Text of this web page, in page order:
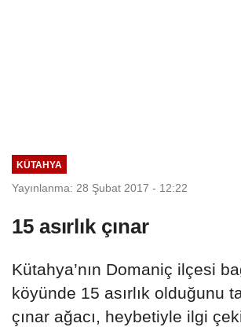
KÜTAHYA
Yayınlanma: 28 Şubat 2017 - 12:22
15 asırlık çınar
Kütahya’nın Domaniç ilçesi
köyünde 15 asırlık olduğunu
çınar ağacı, heybetiyle ilgi